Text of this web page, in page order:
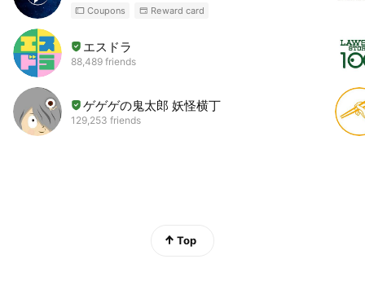
Coupons Reward card
エスドラ
88,489 friends
ゲゲゲの鬼太郎 妖怪横丁
129,253 friends
Top